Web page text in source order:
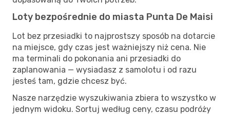
Loty bezpośrednie do miasta Punta De Maisi
Lot bez przesiadki to najprostszy sposób na dotarcie
na miejsce, gdy czas jest ważniejszy niż cena. Nie
ma terminali do pokonania ani przesiadki do
zaplanowania — wysiadasz z samolotu i od razu
jesteś tam, gdzie chcesz być.
Nasze narzędzie wyszukiwania zbiera to wszystko w
jednym widoku. Sortuj według ceny, czasu podróży